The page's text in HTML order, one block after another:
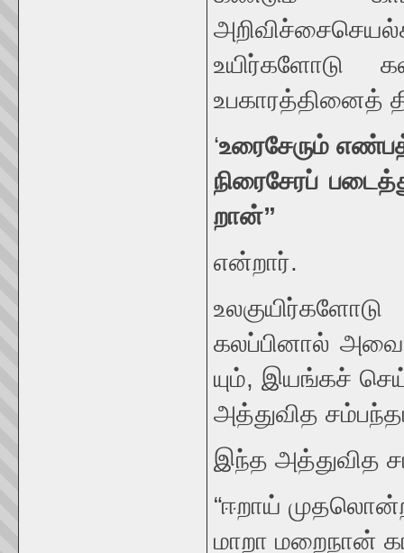
உயிர்களோடு
உபகாரத்தினைத்
‘உரைசேரும்
நிரைசேரப்
றான்”
என்றார்.
கலப்பினால்
யும், இயங்கச்
அத்துவித
இந்த அத்துவித
“ஈறாய்
மாறா மறைநான்